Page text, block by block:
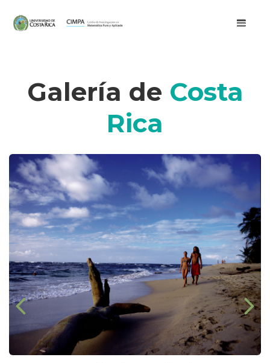
Galería de Costa
Rica